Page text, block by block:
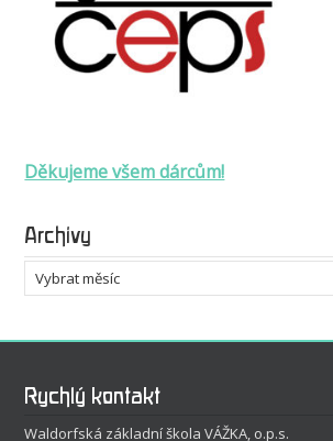
Děkujeme všem dárcům!
Archivy
Archivy
Rychlý kontakt
Waldorfská základní škola VÁŽKA, o.p.s.